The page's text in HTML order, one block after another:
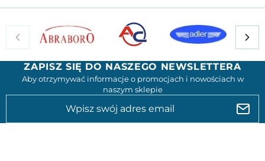
ZAPISZ SIĘ DO NASZEGO NEWSLETTERA
Aby otrzymywać informacje o promocjach i nowościach w
naszym sklepie